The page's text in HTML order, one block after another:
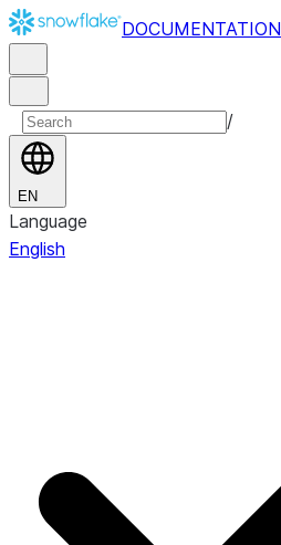
DOCUMENTATION
/
EN
Language
English